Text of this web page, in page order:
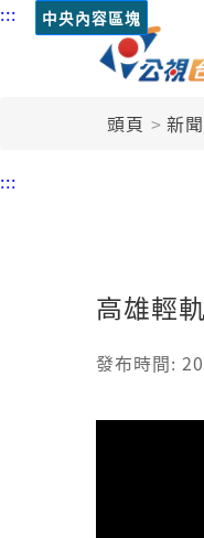
::: 中央內容區塊
頭頁 新聞
:::
高雄輕
發布時間: